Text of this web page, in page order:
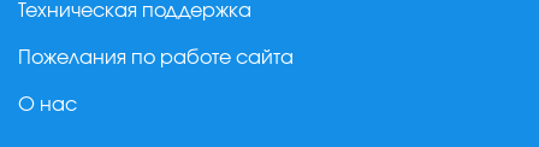
Техническая поддержка
Пожелания по работе сайта
О нас